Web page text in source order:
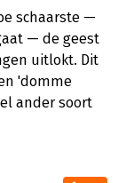
schaarste —
— de geest
uitlokt. Dit
'domme
ander soort